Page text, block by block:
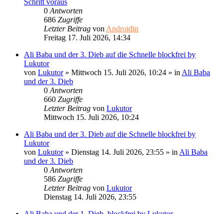
Schritt voraus
0Antworten
686 Zugriffe
Letzter Beitrag vonAndroidin
Freitag 17. Juli 2026, 14:34
Ali Baba und der 3. Dieb auf die Schnelle blockfrei by
Lukutor
von Lukutor» Mittwoch 15. Juli 2026, 10:24 » inAli Baba
und der 3. Dieb
0Antworten
660 Zugriffe
Letzter Beitrag von Lukutor
Mittwoch 15. Juli 2026, 10:24
Ali Baba und der 3. Dieb auf die Schnelle blockfrei by
Lukutor
von Lukutor» Dienstag 14. Juli 2026, 23:55 » inAli Baba
und der 3. Dieb
0Antworten
586 Zugriffe
Letzter Beitrag von Lukutor
Dienstag 14. Juli 2026, 23:55